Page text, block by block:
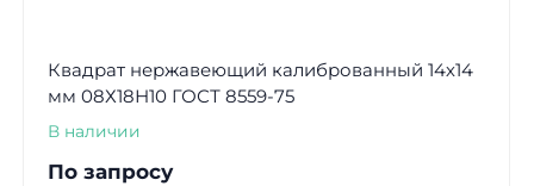
Квадрат нержавеющий калиброванный 14х14
мм 08Х18Н10 ГОСТ 8559-75
В наличии
По запросу